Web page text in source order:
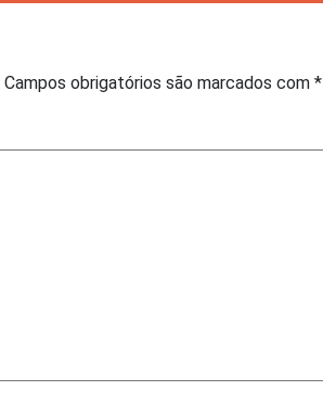
Campos obrigatórios são marcados com *